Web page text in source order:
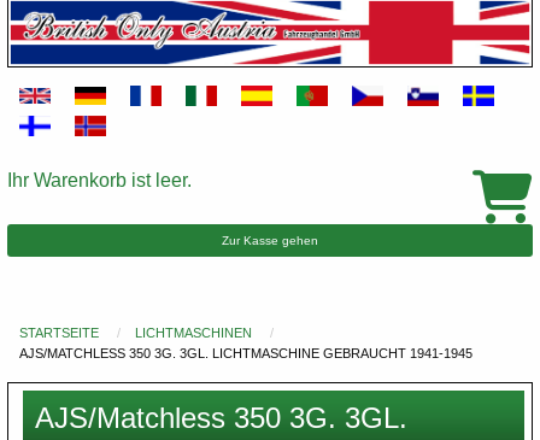
Warenkorb
Ihr Warenkorb ist leer.
Zur Kasse gehen
Du
hier
STARTSEITE
LICHTMASCHINEN
AJS/MATCHLESS 350 3G. 3GL. LICHTMASCHINE GEBRAUCHT 1941-1945
AJS/Matchless 350 3G. 3GL.